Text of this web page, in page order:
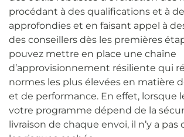
procédant à des qualifications et à
approfondies et en faisant appel à
des conseillers dès les premières
pouvez mettre en place une chaîne
d’approvisionnement résiliente qui
normes les plus élevées en matière
et de performance. En effet, lorsque
votre programme dépend de la
livraison de chaque envoi, il n’y a pas